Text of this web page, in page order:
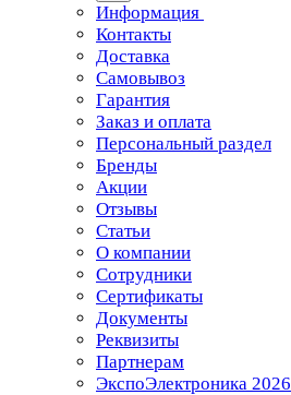
Информация
Контакты
Доставка
Самовывоз
Гарантия
Заказ и оплата
Персональный раздел
Бренды
Акции
Отзывы
Статьи
О компании
Сотрудники
Сертификаты
Документы
Реквизиты
Партнерам
ЭкспоЭлектроника 2026